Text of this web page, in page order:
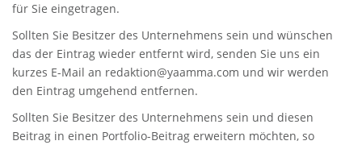
für Sie eingetragen.
Sollten Sie Besitzer des Unternehmens sein und wünschen
das der Eintrag wieder entfernt wird, senden Sie uns ein
kurzes E-Mail an redaktion@yaamma.com und wir werden
den Eintrag umgehend entfernen.
Sollten Sie Besitzer des Unternehmens sein und diesen
Beitrag in einen Portfolio-Beitrag erweitern möchten, so